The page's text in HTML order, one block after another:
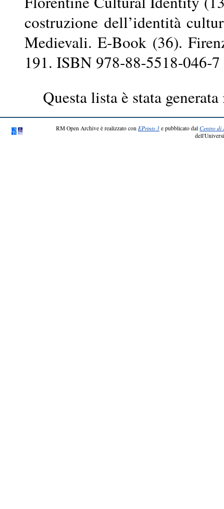
costruzione dell’identità
Medievali. E-Book (36).
191. ISBN 978-88-5518-046-7
Questa lista è stata
RM Open Archive è realizzato con EPrints 3 e pubblicato dal Centro di